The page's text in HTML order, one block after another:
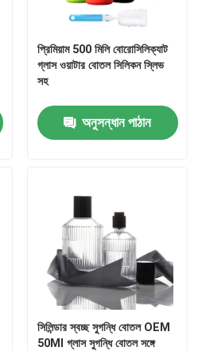
প্রিমিয়াম 500 মিলি বোরোসিলিক্যাট
গ্লাস ওয়াটার বোতল সিলিকন স্লিভ
সহ
অনুসন্ধান পাঠান
সিলিন্ডার স্বচ্ছ সুগন্ধি বোতল OEM
50Ml গ্লাস সুগন্ধি বোতল সঙ্গে